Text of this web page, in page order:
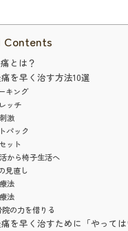
Contents
とは？
を早く治す方法10選
キング
ッチ
激
パック
ット
から椅子生活へ
見直し
法
法
の力を借りる
を早く治すために「やっては